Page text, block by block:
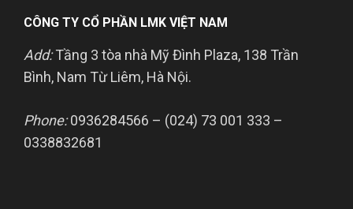
CÔNG TY CỔ PHẦN LMK VIỆT NAM
Add:Tầng 3 tòa nhà Mỹ Đình Plaza, 138 Trần
Bình, Nam Từ Liêm, Hà Nội.
Phone:0936284566 – (024) 73 001 333 –
0338832681